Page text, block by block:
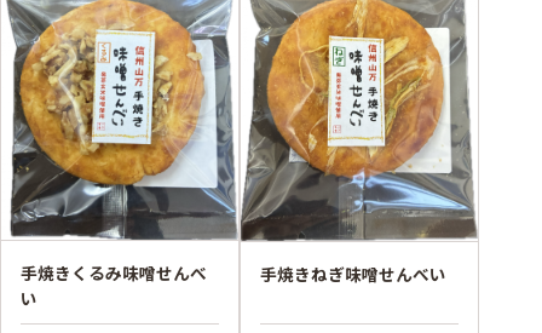
手焼きくるみ味噌せんべ
い
手焼きねぎ味噌せんべい